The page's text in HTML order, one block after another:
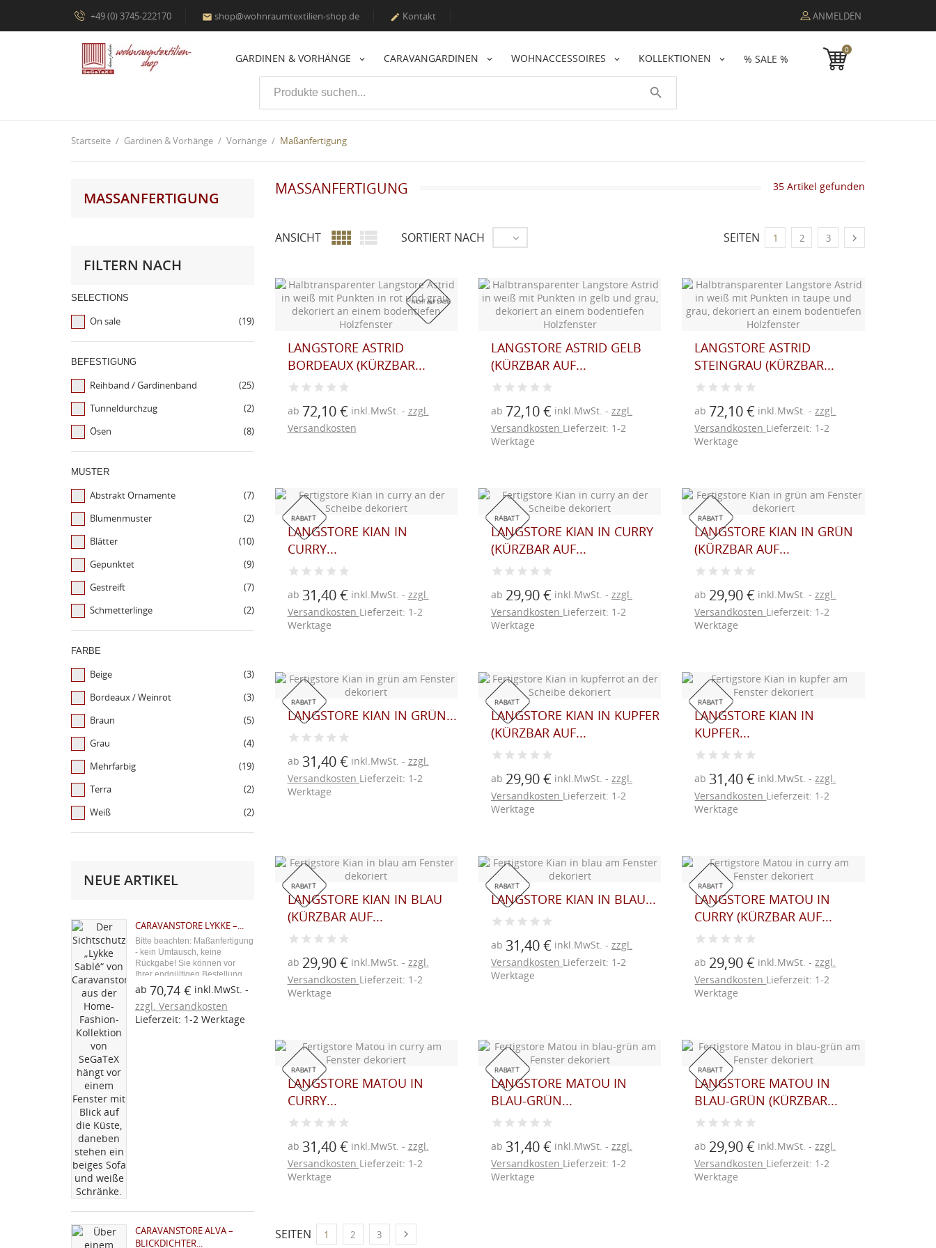
+49 (0) 3745-222170  shop@wohnraumtextilien-shop.de  Kontakt ANMELDEN
GARDINEN & VORHÄNGE CARAVANGARDINEN WOHNACCESSOIRES KOLLEKTIONEN % SALE %
0
search
Startseite Gardinen & Vorhänge Vorhänge Maßanfertigung
MASSANFERTIGUNG
FILTERN NACH
SELECTIONS
On sale (19)
BEFESTIGUNG
Reihband / Gardinenband
(25)
Tunneldurchzug
(2)
Ösen
(8)
MUSTER
Abstrakt Ornamente
(7)
Blumenmuster
(2)
Blätter
(10)
Gepunktet
(9)
Gestreift
(7)
Schmetterlinge
(2)
FARBE
Beige
(3)
Bordeaux / Weinrot
(3)
Braun
(5)
Grau
(4)
Mehrfarbig
(19)
Terra
(2)
Weiß
(2)
NEUE ARTIKEL
CARAVANSTORE LYKKE –...
Bitte beachten: Maßanfertigung
- kein Umtausch, keine
Rückgabe! Sie können vor
Ihrer endgültigen Bestellung
ein Stoffmuster über den
blauen Button "Kostenloses
Stoffmuster" bestellen. Aus
unserer Caravan-Zubehör-
ab 70,74 € inkl.MwSt.
zzgl. Versandkosten
Lieferzeit: 1-2 Werktage
CARAVANSTORE ALVA –
BLICKDICHTER...
MASSANFERTIGUNG 35 Artikel gefunden
ANSICHT   SORTIERT NACH  SEITEN 1 2 3 
NICHT AUF LAGER
LANGSTORE ASTRID
BORDEAUX (KÜRZBAR...
ab 72,10 € inkl.MwSt.
zzgl.
Versandkosten
LANGSTORE ASTRID GELB
(KÜRZBAR AUF...
ab 72,10 € inkl.MwSt.
zzgl.
Versandkosten Lieferzeit: 1-2
Werktage
LANGSTORE ASTRID
STEINGRAU (KÜRZBAR...
ab 72,10 € inkl.MwSt. zzgl.
Versandkosten Lieferzeit: 1-2
Werktage
RABATT
LANGSTORE KIAN IN
CURRY...
ab 31,40 € inkl.MwSt.
zzgl.
Versandkosten Lieferzeit: 1-2
Werktage
RABATT
LANGSTORE KIAN IN CURRY
(KÜRZBAR AUF...
ab 29,90 € inkl.MwSt.
zzgl.
Versandkosten Lieferzeit: 1-2
Werktage
RABATT
LANGSTORE KIAN IN GRÜN
(KÜRZBAR AUF...
ab 29,90 € inkl.MwSt. zzgl.
Versandkosten Lieferzeit: 1-2
Werktage
RABATT
LANGSTORE KIAN IN GRÜN...
ab 31,40 € inkl.MwSt.
zzgl.
Versandkosten Lieferzeit: 1-2
Werktage
RABATT
LANGSTORE KIAN IN KUPFER
(KÜRZBAR AUF...
ab 29,90 € inkl.MwSt.
zzgl.
Versandkosten Lieferzeit: 1-2
Werktage
RABATT
LANGSTORE KIAN IN
KUPFER...
ab 31,40 € inkl.MwSt. zzgl.
Versandkosten Lieferzeit: 1-2
Werktage
RABATT
LANGSTORE KIAN IN BLAU
(KÜRZBAR AUF...
ab 29,90 € inkl.MwSt.
zzgl.
Versandkosten Lieferzeit: 1-2
Werktage
RABATT
LANGSTORE KIAN IN BLAU...
ab 31,40 € inkl.MwSt.
zzgl.
Versandkosten Lieferzeit: 1-2
Werktage
RABATT
LANGSTORE MATOU IN
CURRY (KÜRZBAR AUF...
ab 29,90 € inkl.MwSt. zzgl.
Versandkosten Lieferzeit: 1-2
Werktage
RABATT
LANGSTORE MATOU IN
CURRY...
ab 31,40 € inkl.MwSt.
zzgl.
Versandkosten Lieferzeit: 1-2
Werktage
RABATT
LANGSTORE MATOU IN
BLAU-GRÜN...
ab 31,40 € inkl.MwSt.
zzgl.
Versandkosten Lieferzeit: 1-2
Werktage
RABATT
LANGSTORE MATOU IN
BLAU-GRÜN (KÜRZBAR...
ab 29,90 € inkl.MwSt. zzgl.
Versandkosten Lieferzeit: 1-2
Werktage
SEITEN 1 2 3 